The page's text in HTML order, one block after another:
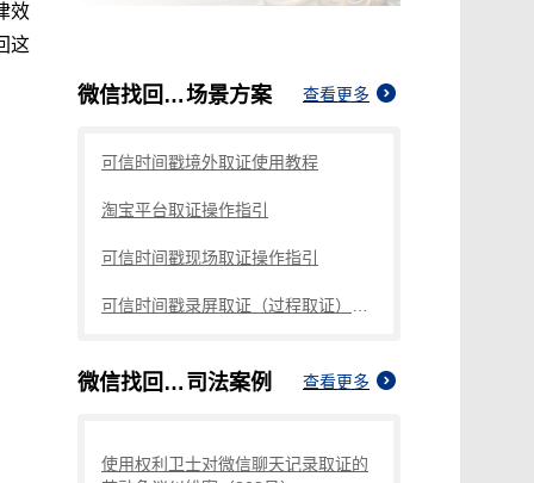
效
这
微信找回聊天记录取证场景方案 查看更多
可信时间戳境外取证使用教程
淘宝平台取证操作指引
可信时间戳现场取证操作指引
微信找回聊天记录取证 司法案例 查看更多
使用权利卫士对微信聊天记录取证的